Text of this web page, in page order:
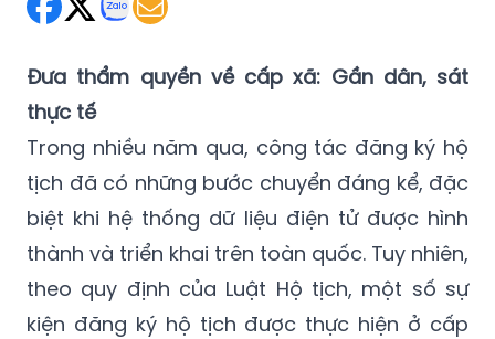
Đưa thẩm quyền về cấp xã: Gần dân, sát
thực tế
Trong nhiều năm qua, công tác đăng ký hộ
tịch đã có những bước chuyển đáng kể, đặc
biệt khi hệ thống dữ liệu điện tử được hình
thành và triển khai trên toàn quốc. Tuy nhiên,
theo quy định của Luật Hộ tịch, một số sự
kiện đăng ký hộ tịch được thực hiện ở cấp